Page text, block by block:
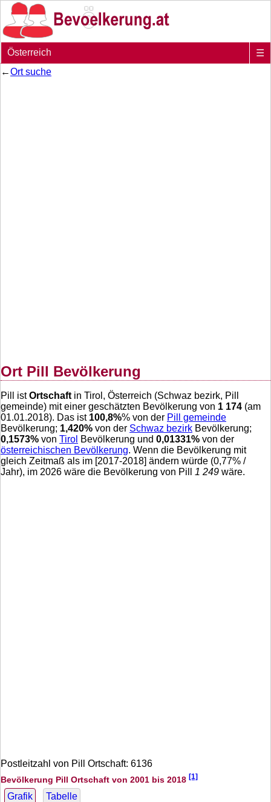
Österreich
☰
←Ort suche
Ort Pill Bevölkerung
Pill istOrtschaft in Tirol, Österreich (Schwaz bezirk, Pill
gemeinde) mit einer geschätzten Bevölkerung von 1 174 (am
01.01.2018). Das ist 100,8%% von der Pill gemeinde
Bevölkerung; 1,420% von der Schwaz bezirk Bevölkerung;
0,1573% von Tirol Bevölkerung und 0,01331% von der
österreichischen Bevölkerung. Wenn die Bevölkerung mit
gleich Zeitmaß als im [2017-2018] ändern würde (0,77% /
Jahr), im 2026 wäre die Bevölkerung von Pill 1 249 wäre.
Postleitzahl von Pill Ortschaft: 6136
Bevölkerung Pill Ortschaft von 2001 bis 2018 [1]
Grafik Tabelle